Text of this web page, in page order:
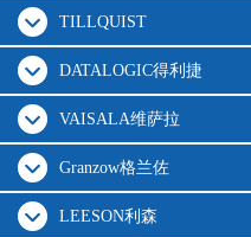
TILLQUIST
DATALOGIC得利捷
VAISALA维萨拉
Granzow格兰佐
LEESON利森